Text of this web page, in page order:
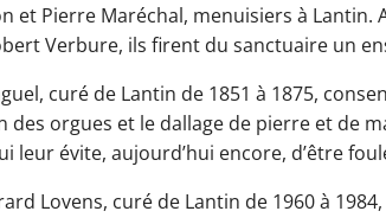
et Pierre Maréchal, menuisiers à
Verbure, ils firent du sanctuaire un
curé de Lantin de 1851 à 1875,
des orgues et le dallage de pierre et de
leur évite, aujourd’hui encore, d’être
Lovens, curé de Lantin de 1960 à